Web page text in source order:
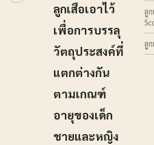
ลูกเสือเอาไว้
เพื่อการบรรลุ
วัตถุประสงค์ที่
แตกต่างกัน
ตามเกณฑ์
อายุของเด็ก
ชายและหญิง
ลู
ลู